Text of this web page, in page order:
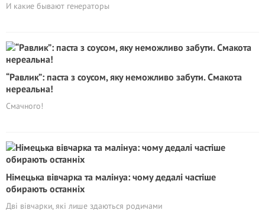
И какие бывают генераторы
“Равлик”: паста з соусом, яку неможливо забути. Смакота
нереальна!
Смачного!
Німецька вівчарка та малінуа: чому дедалі частіше
обирають останніх
Дві вівчарки, які лише здаються родичами